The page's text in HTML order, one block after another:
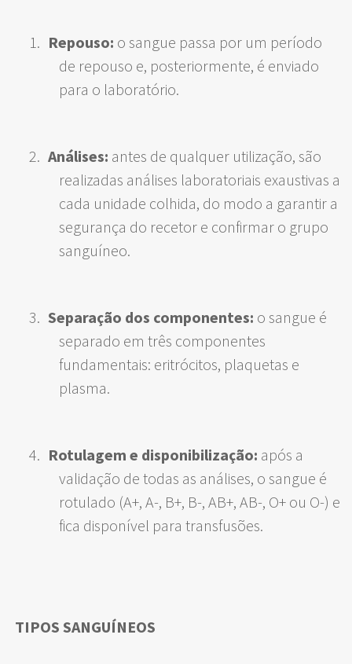
Repouso: o sangue passa por um período
de repouso e, posteriormente, é enviado
para o laboratório.
Análises: antes de qualquer utilização, são
realizadas análises laboratoriais exaustivas a
cada unidade colhida, do modo a garantir a
segurança do recetor e confirmar o grupo
sanguíneo.
Separação dos componentes: o sangue é
separado em três componentes
fundamentais: eritrócitos, plaquetas e
plasma.
Rotulagem e disponibilização: após a
validação de todas as análises, o sangue é
rotulado (A+, A-, B+, B-, AB+, AB-, O+ ou O-) e
fica disponível para transfusões.
TIPOS SANGUÍNEOS